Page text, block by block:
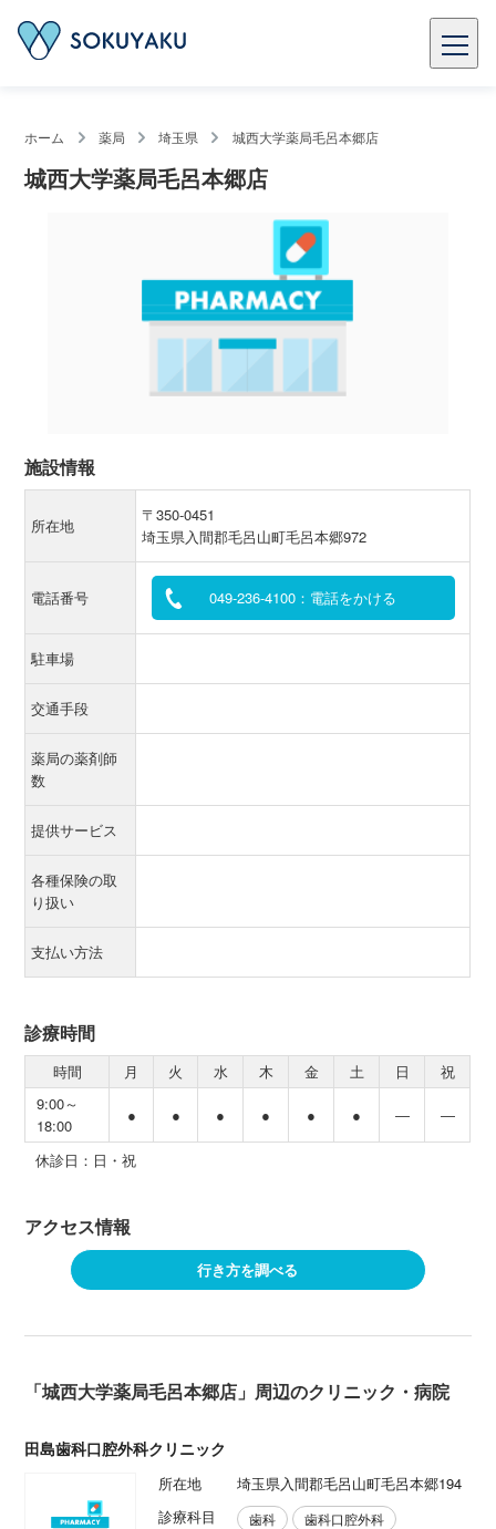
ホーム 薬局 埼玉県 城西大学薬局毛呂本郷店
城西大学薬局毛呂本郷店
施設情報
所在地
〒350-0451
埼玉県入間郡毛呂山町毛呂本郷972
電話番号 049-236-4100：電話をかける
駐車場
交通手段
薬局の薬剤師
数
提供サービス
各種保険の取
り扱い
支払い方法
診療時間
時間 月 火 水 木 金 土 日
祝
9:00～
18:00
● ● ● ● ● ● ― ―
休診日：日・祝
アクセス情報
行き方を調べる
「城西大学薬局毛呂本郷店」周辺のクリニック・病院
田島歯科口腔外科クリニック
所在地
埼玉県入間郡毛呂山町毛呂本郷194
診療科目
歯科 歯科口腔外科